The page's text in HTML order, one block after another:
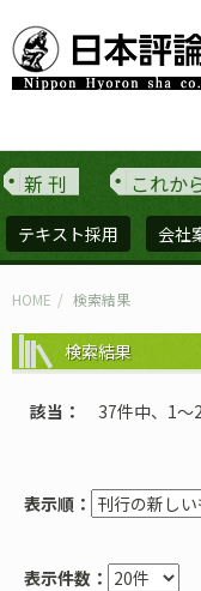
新 刊 これか
テキスト採用 会社
HOME 検索結果
検索結果
該当 37件中、1〜
表示順：
表示件数：